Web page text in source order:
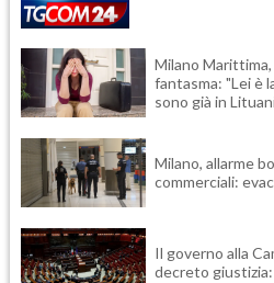
Milano
fantasma: "Lei è
sono già in
Milano, allarme
commerciali:
Il governo alla
decreto giustizia: